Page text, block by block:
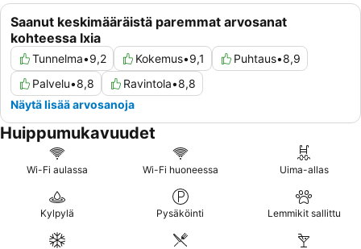
Saanut keskimääräistä paremmat arvosanat
kohteessa Ixia
Tunnelma•9,2 Kokemus•9,1 Puhtaus•8,9
Palvelu•8,8 Ravintola•8,8
Näytä lisää arvosanoja
Huippumukavuudet
Wi-Fi aulassa Wi-Fi huoneessa Uima-allas
Kylpylä Pysäköinti Lemmikit sallittu